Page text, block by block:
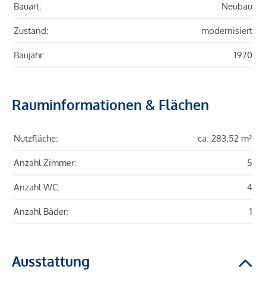
Bauart: Neubau
Zustand: modernisiert
Baujahr: 1970
Rauminformationen & Flächen
Nutzfläche: ca. 283,52 m²
Anzahl Zimmer: 5
Anzahl WC: 4
Anzahl Bäder: 1
Ausstattung